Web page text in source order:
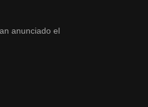
anunciado el